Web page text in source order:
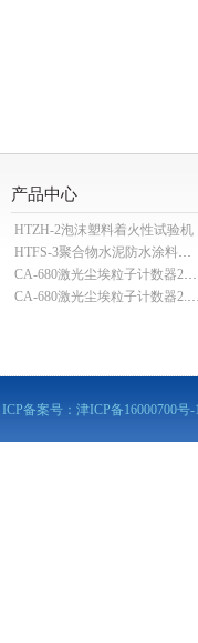
产品中心
HTZH-2泡沫塑料着火性试验机
HTFS-3聚合物水泥防水涂料分散机
CA-680激光尘埃粒子计数器28.3L
CA-680激光尘埃粒子
ICP备案号： 津ICP备16000700号-